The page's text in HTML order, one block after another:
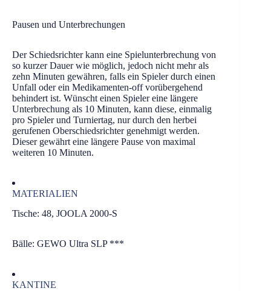
Pausen und Unterbrechungen
Der Schiedsrichter kann eine Spielunterbrechung von
so kurzer Dauer wie möglich, jedoch nicht mehr als
zehn Minuten gewähren, falls ein Spieler durch einen
Unfall oder ein Medikamenten-off vorübergehend
behindert ist. Wünscht einen Spieler eine längere
Unterbrechung als 10 Minuten, kann diese, einmalig
pro Spieler und Turniertag, nur durch den herbei
gerufenen Oberschiedsrichter genehmigt werden.
Dieser gewährt eine längere Pause von maximal
weiteren 10 Minuten.
MATERIALIEN
Tische: 48, JOOLA 2000-S
Bälle: GEWO Ultra SLP ***
KANTINE